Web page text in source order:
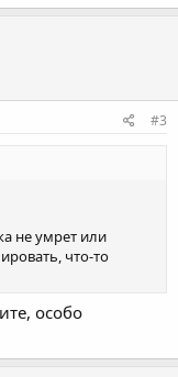
#3
не умрет или
что-то
особо